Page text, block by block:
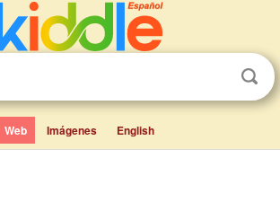
Web Imágenes English